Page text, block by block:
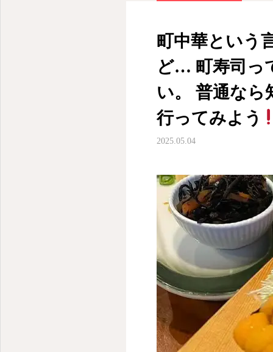
町中華という
ど… 町寿司っ
い。 普通なら
行ってみよう
2025.05.04